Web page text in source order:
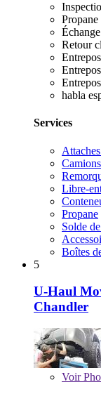
Retour
habla
Services
Libre-
Propane
Solde
Boîtes
5
U-Haul
Chandler
Voir